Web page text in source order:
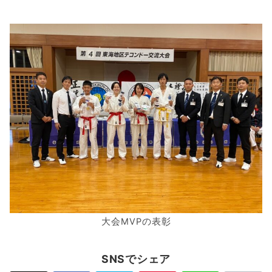
大会MVPの表彰
SNSでシェア